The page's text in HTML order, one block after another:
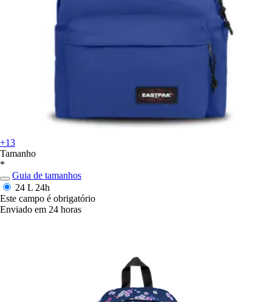
+13
Tamanho
*
Guia de tamanhos
24 L 24h
Este campo é obrigatório
Enviado em 24 horas